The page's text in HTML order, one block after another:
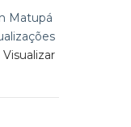
Matupá
Visualizar